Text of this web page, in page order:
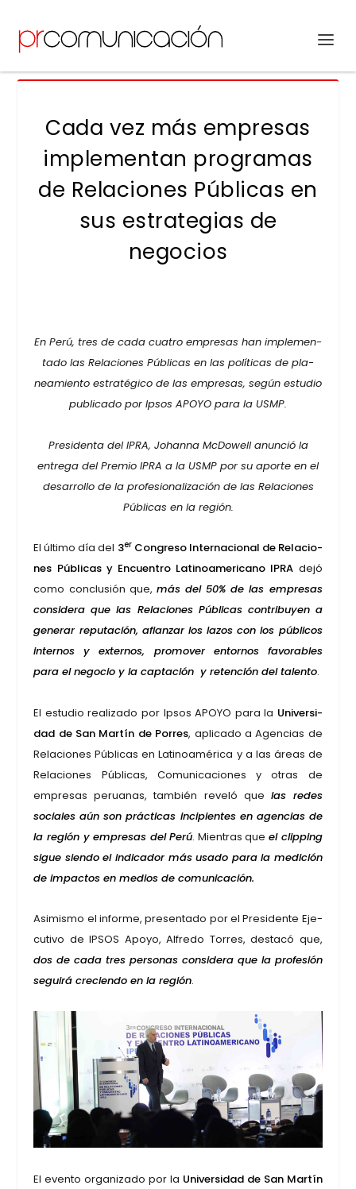
Cada vez más empresas
implementan programas
de Relaciones Públicas en
sus estrategias de
negocios
En Perú, tres de cada cua­tro empre­sas han imple­men­
ta­do las Rela­cio­nes Públi­cas en las polí­ti­cas de pla­
nea­mien­to estra­té­gi­co de las empre­sas, según estu­dio
publi­ca­do por Ipsos APO­YO para la USMP.
Pre­si­den­ta del IPRA, Johan­na McDo­well anun­ció la
entre­ga del Pre­mio IPRA a la USMP por su apor­te en el
desa­rro­llo de la pro­fe­sio­na­li­za­ción de las Rela­cio­nes
Públi­cas en la región.
El últi­mo día del 3erCon­gre­so Inter­na­cio­nal de Rela­cio­
nes Públi­cas y Encuen­tro Lati­no­ame­ri­cano IPRA dejó
como con­clu­sión que, más del 50% de las empre­sas
con­si­de­ra que las Rela­cio­nes Públi­cas con­tri­bu­yen a
gene­rar repu­tación, afian­zar los lazos con los públi­cos
inter­nos y exter­nos, pro­mo­ver entor­nos favo­ra­bles
para el nego­cio y la cap­ta­ción y reten­ción del talen­to.
El estu­dio rea­li­za­do por Ipsos APO­YO para la Uni­ver­si­
dad de San Mar­tín de Porres, apli­ca­do a Agen­cias de
Rela­cio­nes Públi­cas en Lati­noa­mé­ri­ca y a las áreas de
Rela­cio­nes Públi­cas, Comu­ni­ca­cio­nes y otras de
empre­sas perua­nas, tam­bién reve­ló que las redes
socia­les aún son prác­ti­cas inci­pien­tes en agen­cias de
la región y empre­sas del Perú. Mien­tras queel clip­ping
sigue sien­do el indi­ca­dor más usa­do para la medi­ción
de impac­tos en medios de comu­ni­ca­ción.
Asi­mis­mo el infor­me, pre­sen­ta­do por el Pre­si­den­te Eje­
cu­ti­vo de IPSOS Apo­yo, Alfre­do Torres, des­ta­có que,
dos de cada tres per­so­nas con­si­de­ra que la pro­fe­sión
segui­rá cre­cien­do en la región.
El even­to orga­ni­za­do por la Uni­ver­si­dad de San Mar­tín